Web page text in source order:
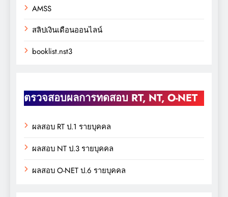
AMSS
สลิปเงินเดือนออนไลน์
booklist.nst3
ตรวจสอบผลการทดสอบ RT, NT, O-NET
ผลสอบ RT ป.1 รายบุคคล
ผลสอบ NT ป.3 รายบุคคล
ผลสอบ O-NET ป.6 รายบุคคล